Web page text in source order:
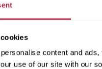
content and
use of our site with our